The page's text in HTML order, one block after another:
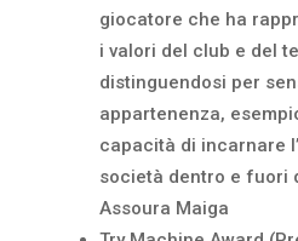
giocatore che ha
i valori del club e del
distinguendosi per
appartenenza,
capacità di incarnare
società dentro e fuori
Assoura Maiga